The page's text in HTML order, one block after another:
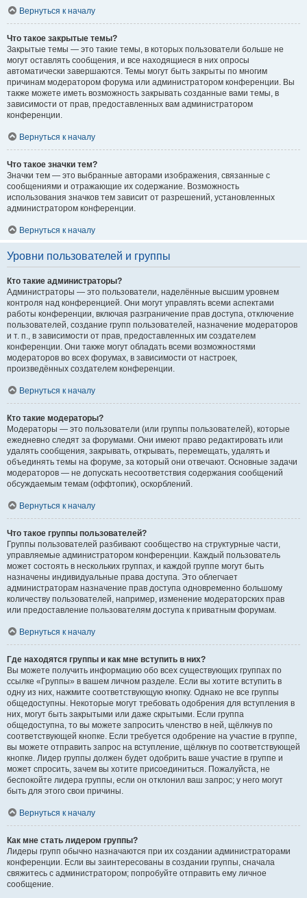
Вернуться к началу
Что такое закрытые темы?
Закрытые темы — это такие темы, в которых пользователи больше не
могут оставлять сообщения, и все находящиеся в них опросы
автоматически завершаются. Темы могут быть закрыты по многим
причинам модератором форума или администратором конференции. Вы
также можете иметь возможность закрывать созданные вами темы, в
зависимости от прав, предоставленных вам администратором
конференции.
Вернуться к началу
Что такое значки тем?
Значки тем — это выбранные авторами изображения, связанные с
сообщениями и отражающие их содержание. Возможность
использования значков тем зависит от разрешений, установленных
администратором конференции.
Вернуться к началу
Уровни пользователей и группы
Кто такие администраторы?
Администраторы — это пользователи, наделённые высшим уровнем
контроля над конференцией. Они могут управлять всеми аспектами
работы конференции, включая разграничение прав доступа, отключение
пользователей, создание групп пользователей, назначение модераторов
и т. п., в зависимости от прав, предоставленных им создателем
конференции. Они также могут обладать всеми возможностями
модераторов во всех форумах, в зависимости от настроек,
произведённых создателем конференции.
Вернуться к началу
Кто такие модераторы?
Модераторы — это пользователи (или группы пользователей), которые
ежедневно следят за форумами. Они имеют право редактировать или
удалять сообщения, закрывать, открывать, перемещать, удалять и
объединять темы на форуме, за который они отвечают. Основные задачи
модераторов — не допускать несоответствия содержания сообщений
обсуждаемым темам (оффтопик), оскорблений.
Вернуться к началу
Что такое группы пользователей?
Группы пользователей разбивают сообщество на структурные части,
управляемые администратором конференции. Каждый пользователь
может состоять в нескольких группах, и каждой группе могут быть
назначены индивидуальные права доступа. Это облегчает
администраторам назначение прав доступа одновременно большому
количеству пользователей, например, изменение модераторских прав
или предоставление пользователям доступа к приватным форумам.
Вернуться к началу
Где находятся группы и как мне вступить в них?
Вы можете получить информацию обо всех существующих группах по
ссылке «Группы» в вашем личном разделе. Если вы хотите вступить в
одну из них, нажмите соответствующую кнопку. Однако не все группы
общедоступны. Некоторые могут требовать одобрения для вступления в
них, могут быть закрытыми или даже скрытыми. Если группа
общедоступна, то вы можете запросить членство в ней, щёлкнув по
соответствующей кнопке. Если требуется одобрение на участие в группе,
вы можете отправить запрос на вступление, щёлкнув по соответствующей
кнопке. Лидер группы должен будет одобрить ваше участие в группе и
может спросить, зачем вы хотите присоединиться. Пожалуйста, не
беспокойте лидера группы, если он отклонил ваш запрос; у него могут
быть для этого свои причины.
Вернуться к началу
Как мне стать лидером группы?
Лидеры групп обычно назначаются при их создании администраторами
конференции. Если вы заинтересованы в создании группы, сначала
свяжитесь с администратором; попробуйте отправить ему личное
сообщение.